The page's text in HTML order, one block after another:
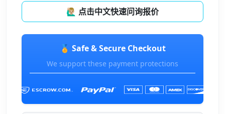
🙋🏼‍♂️ 点击中文快速问询报价
🏅 Safe & Secure Checkout
We support these payment protections